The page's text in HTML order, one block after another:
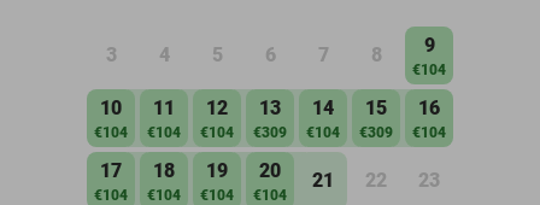
3 4 5 6 7 8 9
€104
10
€104
11
€104
12
€104
13
€309
14
€104
15
€309
16
€104
17
€104
18
€104
19
€104
20
€104
21 22 23